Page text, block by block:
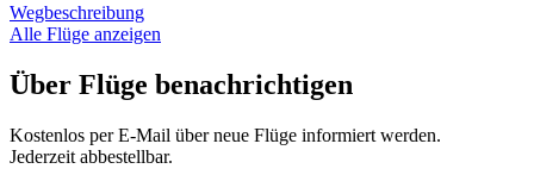
Wegbeschreibung
Alle Flüge anzeigen
Über Flüge benachrichtigen
Kostenlos per E-Mail über neue Flüge informiert werden.
Jederzeit abbestellbar.